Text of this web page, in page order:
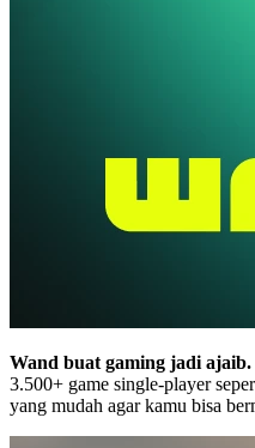
Wand buat gaming jadi ajaib.
3.500+ game single-player
yang mudah agar kamu bisa